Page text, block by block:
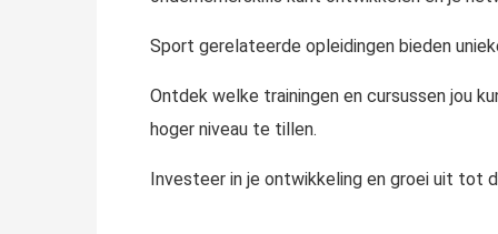
Sport gerelateerde opleidingen bieden
Ontdek welke trainingen en cursussen jou
hoger niveau te tillen.
Investeer in je ontwikkeling en groei uit tot